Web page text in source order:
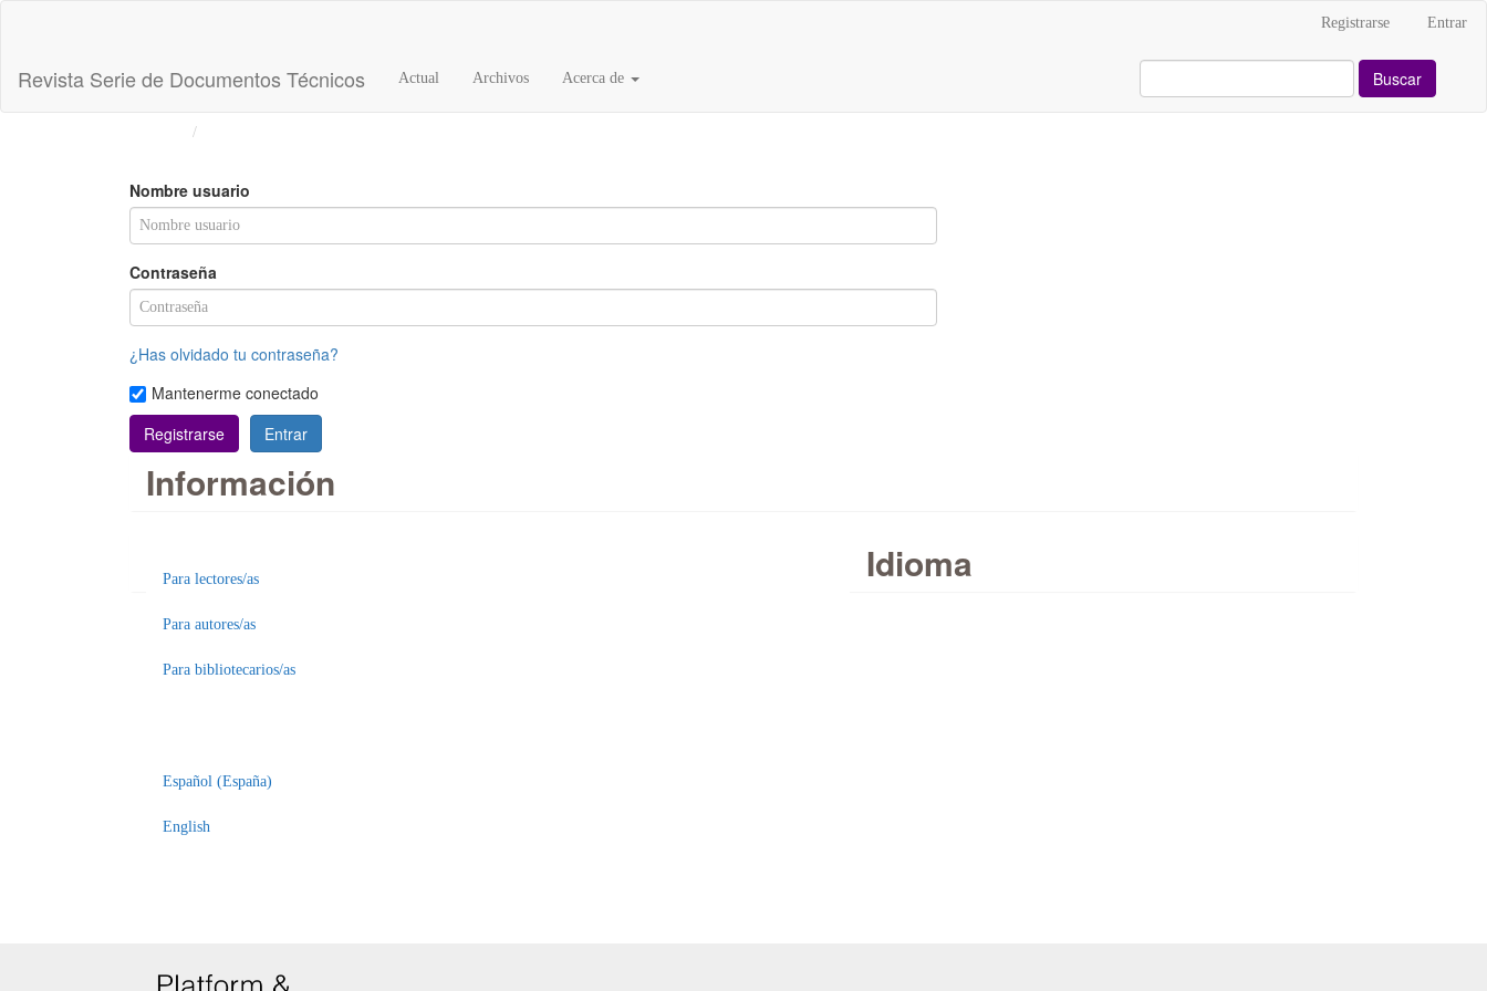
principal
Barra
Registrarse Entrar
Revista Serie de Documentos Técnicos Actual Archivos Acerca de Buscar
Nombre usuario
Contraseña
¿Has olvidado tu contraseña?
Mantenerme conectado
Entrar
Registrarse
Información
Para lectores/as
Para autores/as
Para bibliotecarios/as
Idioma
Español (España)
English